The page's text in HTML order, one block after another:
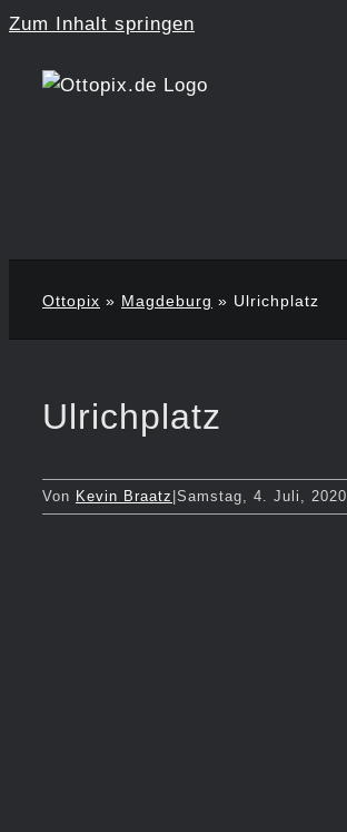
Zum Inhalt springen
Ottopix » Magdeburg » Ulrichplatz
Ulrichplatz
Von Kevin Braatz Samstag, 4. Juli, 2020